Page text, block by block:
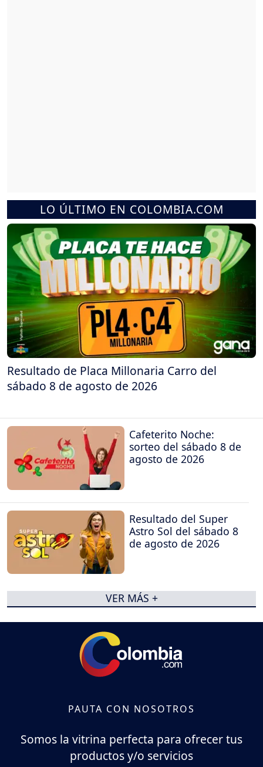
LO ÚLTIMO EN COLOMBIA.COM
Resultado de Placa Millonaria Carro del
sábado 8 de agosto de 2026
Cafeterito Noche:
sorteo del sábado 8 de
agosto de 2026
Resultado del Super
Astro Sol del sábado 8
de agosto de 2026
VER MÁS +
PAUTA CON NOSOTROS
Somos la vitrina perfecta para ofrecer tus
productos y/o servicios